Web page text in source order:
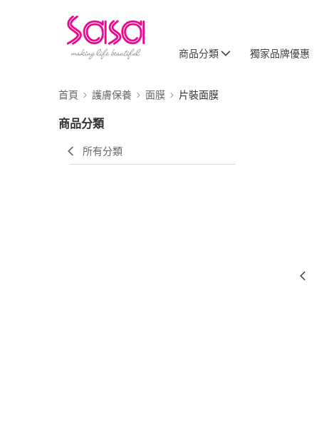
商品分類 獨家品牌優惠
首頁 護膚保養 面膜 片裝面膜
商品分類
所有分類